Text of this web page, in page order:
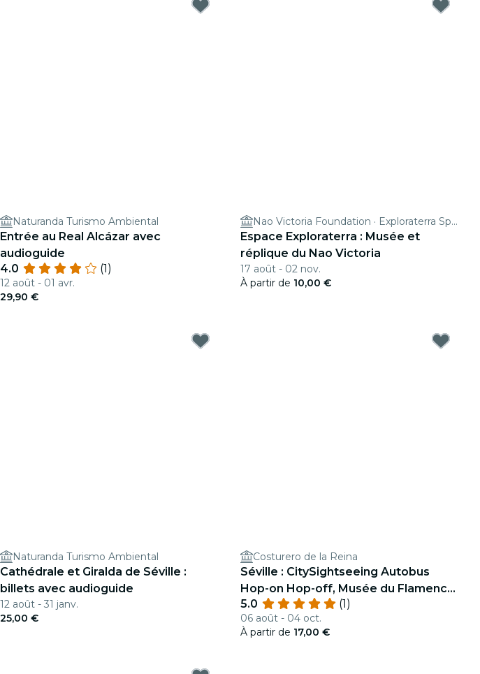
Naturanda Turismo Ambiental
Entrée au Real Alcázar avec
audioguide
4.0
(1)
12 août - 01 avr.
29,90 €
Nao Victoria Foundation · Exploraterra Space
Espace Exploraterra : Musée et
réplique du Nao Victoria
17 août - 02 nov.
À partir de 10,00 €
Naturanda Turismo Ambiental
Cathédrale et Giralda de Séville :
billets avec audioguide
12 août - 31 janv.
25,00 €
Costurero de la Reina
Séville : CitySightseeing Autobus
Hop-on Hop-off, Musée du Flamenco
+ Location de vélos
5.0 (1)
06 août - 04 oct.
À partir de 17,00 €